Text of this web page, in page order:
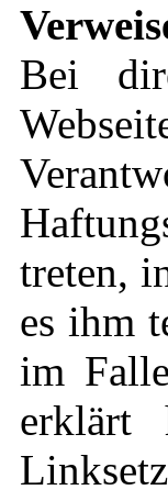
Bei
treten,
es ihm
im
erklärt